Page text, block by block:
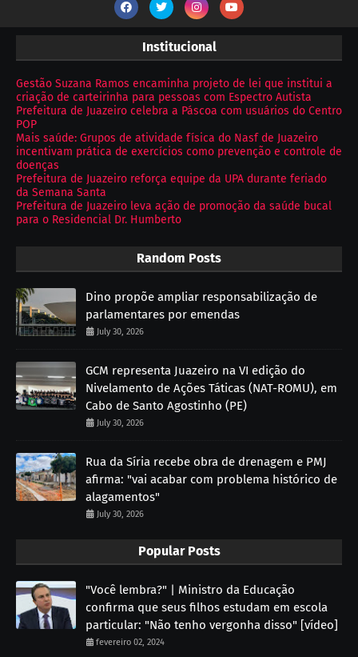
Institucional
Gestão Suzana Ramos encaminha projeto de lei que institui a
criação de carteirinha para pessoas com Espectro Autista
Prefeitura de Juazeiro celebra a Páscoa com usuários do Centro
POP
Mais saúde: Grupos de atividade física do Nasf de Juazeiro
incentivam prática de exercícios como prevenção e controle de
doenças
Prefeitura de Juazeiro reforça equipe da UPA durante feriado
da Semana Santa
Prefeitura de Juazeiro leva ação de promoção da saúde bucal
para o Residencial Dr. Humberto
Random Posts
Dino propõe ampliar responsabilização de
parlamentares por emendas
July 30, 2026
GCM representa Juazeiro na VI edição do
Nivelamento de Ações Táticas (NAT-ROMU), em
Cabo de Santo Agostinho (PE)
July 30, 2026
Rua da Síria recebe obra de drenagem e PMJ
afirma: "vai acabar com problema histórico de
alagamentos"
July 30, 2026
Popular Posts
"Você lembra?" | Ministro da Educação
confirma que seus filhos estudam em escola
particular: "Não tenho vergonha disso" [vídeo]
fevereiro 02, 2024